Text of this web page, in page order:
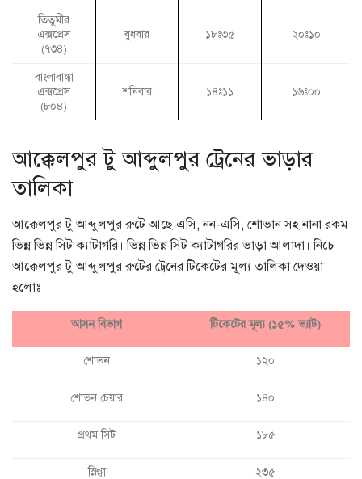
তিতুমীর
এক্সপ্রেস
(৭৩৪)
বুধবার ১৮ঃ৩৫ ২০ঃ১০
বাংলাবান্ধা
এক্সপ্রেস
(৮০৪)
শনিবার ১৪ঃ১১ ১৬ঃ০০
আক্কেলপুর টু আব্দুলপুর ট্রেনের ভাড়ার
তালিকা
আক্কেলপুর টু আব্দুলপুর রুটে আছে এসি, নন-এসি, শোভান সহ নানা রকম
ভিন্ন ভিন্ন সিট ক্যাটাগরি। ভিন্ন ভিন্ন সিট ক্যাটাগরির ভাড়া আলাদা। নিচে
আক্কেলপুর টু আব্দুলপুর রুটের ট্রেনের টিকেটের মূল্য তালিকা দেওয়া
হলোঃ
আসন বিভাগ টিকেটের মূল্য (১৫% ভ্যাট)
শোভন ১২০
শোভন চেয়ার ১৪০
প্রথম সিট ১৮৫
স্নিগ্ধা ২৩৫